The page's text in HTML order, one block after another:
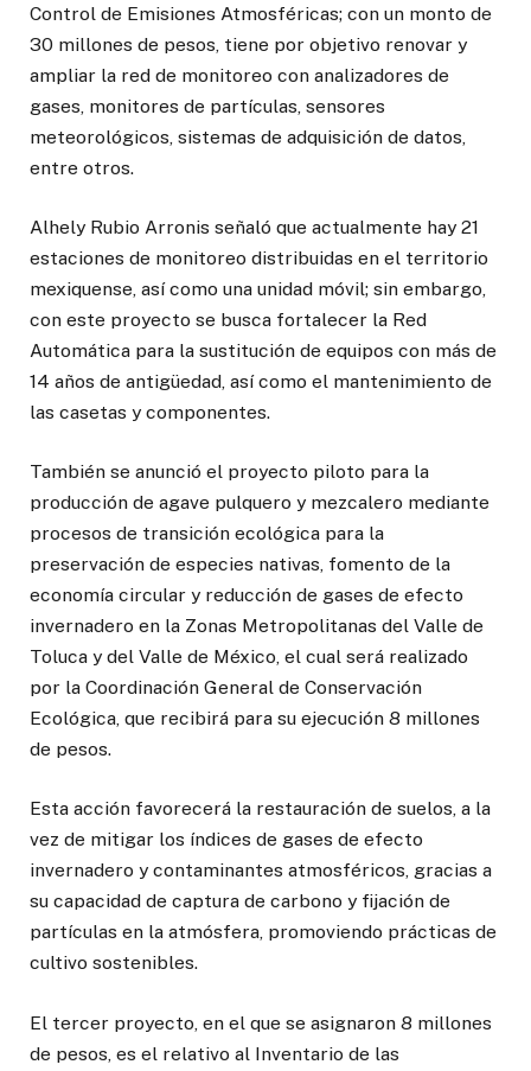
Control de Emisiones Atmosféricas; con un monto de
30 millones de pesos, tiene por objetivo renovar y
ampliar la red de monitoreo con analizadores de
gases, monitores de partículas, sensores
meteorológicos, sistemas de adquisición de datos,
entre otros.
Alhely Rubio Arronis señaló que actualmente hay 21
estaciones de monitoreo distribuidas en el territorio
mexiquense, así como una unidad móvil; sin embargo,
con este proyecto se busca fortalecer la Red
Automática para la sustitución de equipos con más de
14 años de antigüedad, así como el mantenimiento de
las casetas y componentes.
También se anunció el proyecto piloto para la
producción de agave pulquero y mezcalero mediante
procesos de transición ecológica para la
preservación de especies nativas, fomento de la
economía circular y reducción de gases de efecto
invernadero en la Zonas Metropolitanas del Valle de
Toluca y del Valle de México, el cual será realizado
por la Coordinación General de Conservación
Ecológica, que recibirá para su ejecución 8 millones
de pesos.
Esta acción favorecerá la restauración de suelos, a la
vez de mitigar los índices de gases de efecto
invernadero y contaminantes atmosféricos, gracias a
su capacidad de captura de carbono y fijación de
partículas en la atmósfera, promoviendo prácticas de
cultivo sostenibles.
El tercer proyecto, en el que se asignaron 8 millones
de pesos, es el relativo al Inventario de las